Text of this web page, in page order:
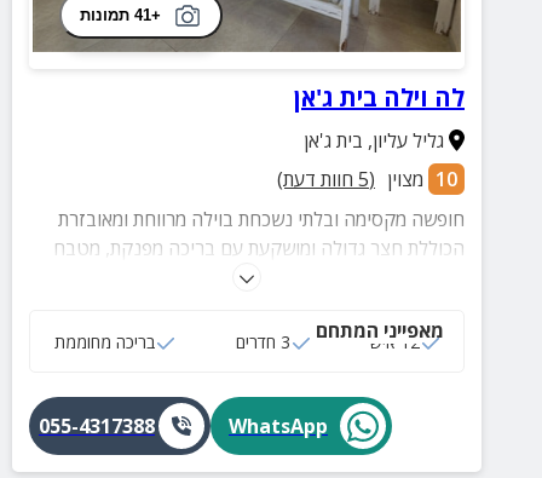
+41 תמונות
לה וילה בית ג'אן
גליל עליון, בית ג'אן
10 מצוין (
5 חוות דעת)
חופשה מקסימה ובלתי נשכחת בוילה מרווחת ומאובזרת
הכוללת חצר גדולה ומושקעת עם בריכה מפנקת, מטבח
חיצוני מאובזר, עמדת מנגל, שולחן פינג פונג, פינות ישיבה
מאפייני המתחם
12 איש 3 חדרים בריכה מחוממת
WhatsApp
055-4317388